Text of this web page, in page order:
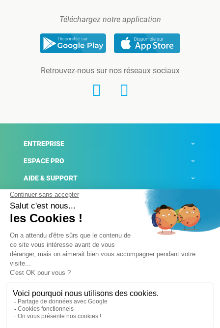
Téléchargez notre application
Retrouvez-nous sur nos réseaux sociaux
ENTREPRISE
ESPACE PRO
AIDE & SUPPORT
ACTUALITÉS
Mentions légales
Conditions générales de ventes
Plateforme de signalement